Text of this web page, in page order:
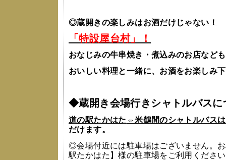
◎蔵開きの楽しみはお酒だけじゃない！
「特設屋台村」！
おなじみの牛串焼き・煮込みのお店など
おいしい料理と一緒に、お酒をお楽しみ
◆蔵開き会場行きシャトルバス
道の駅たかはた ⇔米鶴間のシャトルバスは
だけます。
◎会場付近には駐車場はございません。
駅たかはた】様の駐車場をご利用くださ